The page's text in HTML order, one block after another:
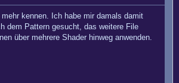
kennen. Ich habe mir damals damit
dem Pattern gesucht, das weitere File
über mehrere Shader hinweg anwenden.